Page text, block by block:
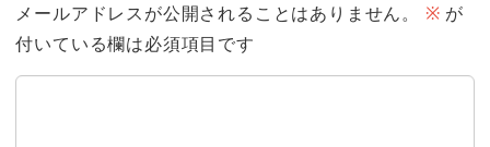
メールアドレスが公開されることはありません。 ※ が
付いている欄は必須項目です